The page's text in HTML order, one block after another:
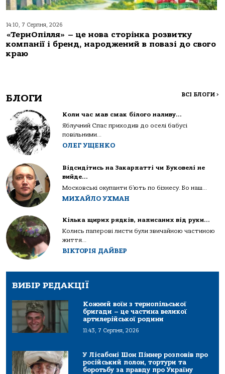
14:10, 7 Серпня, 2026
«ТернОпілля» – це нова сторінка розвитку
компанії і бренд, народжений в повазі до свого
краю
БЛОГИ ВСІ БЛОГИ >
Коли час мав смак білого наливу…
Яблучний Спас приходив до оселі бабусі
повільними...
ОЛЕГ УЩЕНКО
Відсидітись на Закарпатті чи Буковелі не
вийде…
Московські окупанти б’ють по бізнесу. Бо наш...
МИХАЙЛО УХМАН
Кілька щирих рядків, написаних від руки…
Колись паперові листи були звичайною частиною
життя...
ВІКТОРІЯ ДАЙВЕР
ВИБІР РЕДАКЦІЇ
Кожний воїн з тернопільської
бригади – це частина великої
артилерійської родини
11:43, 7 Серпня, 2026
У Лісабоні Шон Піннер розповів про
російський полон, тортури та
боротьбу за правду про Україну